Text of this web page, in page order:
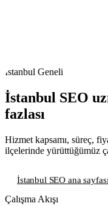
İstanbul Geneli
İstanbul SEO
fazlası
Hizmet kapsamı, süreç,
ilçelerinde yürüttüğümüz
İstanbul SEO ana sayfası
Çalışma Akışı